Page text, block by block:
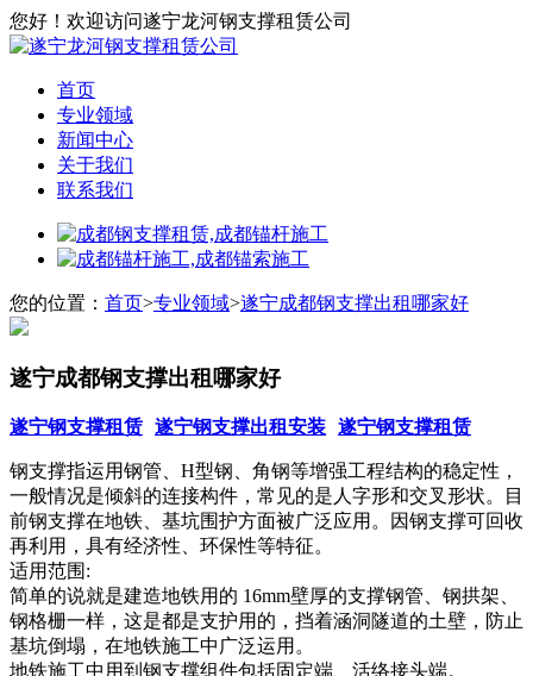
您好！欢迎访问遂宁龙河钢支撑租赁公司
首页
专业领域
新闻中心
关于我们
联系我们
您的位置： 首页>专业领域>遂宁成都钢支撑出租哪家好
遂宁成都钢支撑出租哪家好
遂宁钢支撑租赁 遂宁钢支撑出租安装 遂宁钢支撑租赁
钢支撑指运用钢管、H型钢、角钢等增强工程结构的稳定性，
一般情况是倾斜的连接构件，常见的是人字形和交叉形状。目
前钢支撑在地铁、基坑围护方面被广泛应用。因钢支撑可回收
再利用，具有经济性、环保性等特征。
适用范围:
简单的说就是建造地铁用的 16mm壁厚的支撑钢管、钢拱架、
钢格栅一样，这是都是支护用的，挡着涵洞隧道的土壁，防止
基坑倒塌，在地铁施工中广泛运用。
地铁施工中用到钢支撑组件包括固定端、活络接头端。